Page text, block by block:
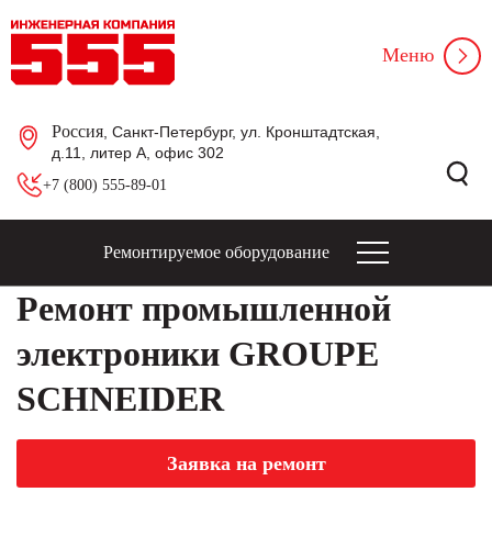
Россия , Санкт-Петербург, ул. Кронштадтская,
д.11, литер А, офис 302
+7 (800) 555-89-01
Меню
Ремонтируемое оборудование
Ремонт промышленной
электроники GROUPE
SCHNEIDER
Заявка на ремонт